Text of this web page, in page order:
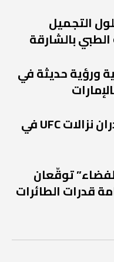
التجميل
بالشارقة
ورؤية حديثة في
أنكالايف وغوسكوف يتصدران نزالات UFC في
توقّعان
قدرات الطائرات